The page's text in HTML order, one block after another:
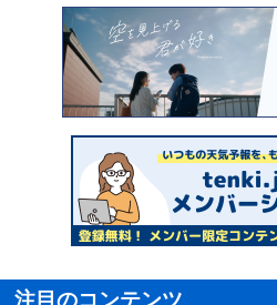
注目のコンテンツ